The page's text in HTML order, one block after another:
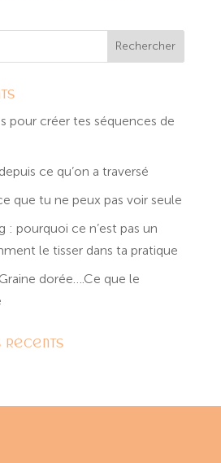
pour créer tes séquences de
ce qu’on a traversé
que tu ne peux pas voir seule
: pourquoi ce n’est pas un
le tisser dans ta pratique
dorée….Ce que le
récents